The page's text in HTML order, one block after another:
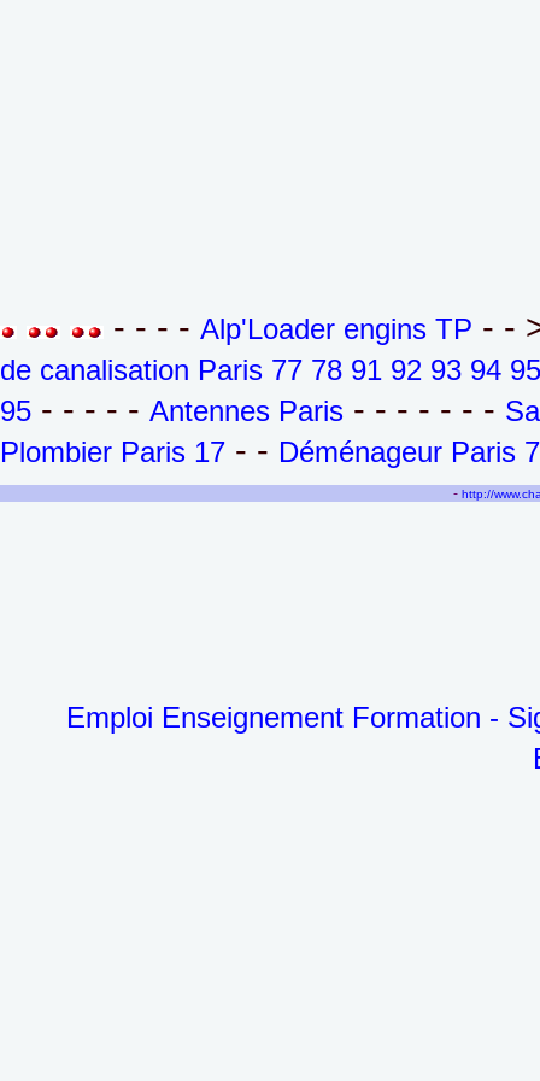
- - - - Alp'Loader engins TP - -
de canalisation Paris 77 78 91 92 93 94 95
95 - - - - - Antennes Paris - - - - - - -
Plombier Paris 17 - - Déménageur Paris
-http://
Emploi Enseignement Formation -